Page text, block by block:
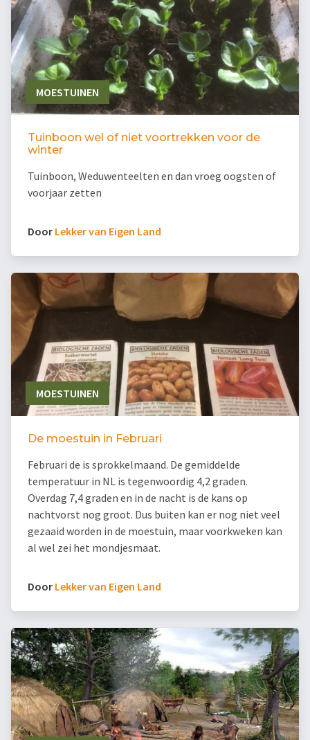
MOESTUINEN
Tuinboon wel of niet voortrekken voor de
winter
Tuinboon, Weduwenteelten en dan vroeg oogsten of
voorjaar zetten
Door Lekker van Eigen Land
MOESTUINEN
De moestuin in Februari
Februari de is sprokkelmaand. De gemiddelde
temperatuur in NL is tegenwoordig 4,2 graden.
Overdag 7,4 graden en in de nacht is de kans op
nachtvorst nog groot. Dus buiten kan er nog niet veel
gezaaid worden in de moestuin, maar voorkweken kan
al wel zei het mondjesmaat.
Door Lekker van Eigen Land